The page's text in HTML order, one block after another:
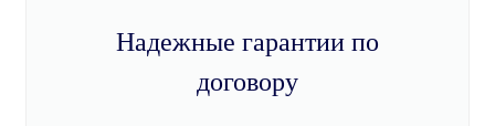
Надежные гарантии по
договору